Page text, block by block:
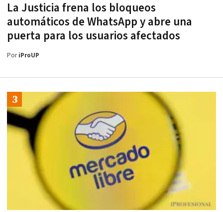
La Justicia frena los bloqueos
automáticos de WhatsApp y abre una
puerta para los usuarios afectados
PoriProUP